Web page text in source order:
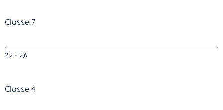
Classe 7
2,2 - 2,6
Classe 4